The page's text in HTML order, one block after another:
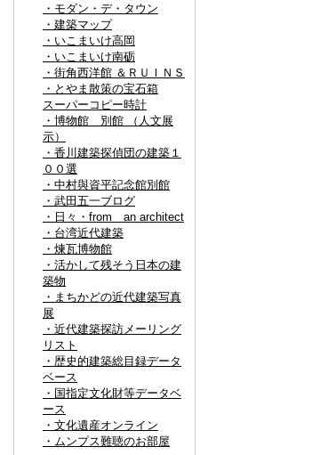
・モダン・デ・タウン
・建築マップ
・いこまいけ高岡
・いこまいけ南砺
・街角西洋館 ＆ＲＵＩＮＳ
・とやま散策の宝石箱
スーパーコピー時計
・博物館 別館 （人文展
示）
・香川建築探偵団の建築１
００選
・中村與資平記念館別館
・武田五一ブログ
・日々・from an architect
・台湾近代建築
・煉瓦博物館
・活かして残そう日本の建
築物
・まちかどの近代建築写真
展
・近代建築探訪メーリング
リスト
・歴史的建築総目録データ
ベース
・国指定文化財等データベ
ース
・文化遺産オンライン
・ムンプス難聴のお部屋